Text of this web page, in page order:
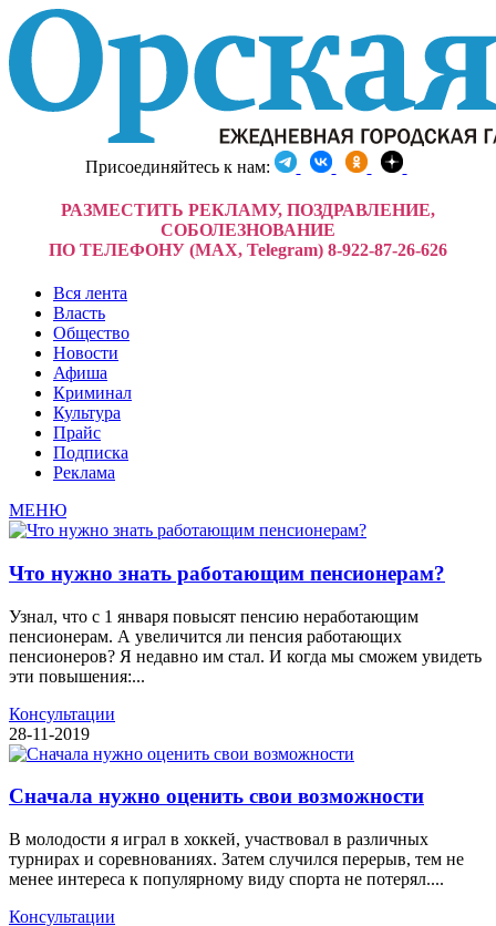
Присоединяйтесь к нам:
РАЗМЕСТИТЬ РЕКЛАМУ, ПОЗДРАВЛЕНИЕ,
СОБОЛЕЗНОВАНИЕ
ПО ТЕЛЕФОНУ (MAX, Telegram) 8-922-87-26-626
Вся лента
Власть
Общество
Новости
Афиша
Криминал
Культура
Прайс
Подписка
Реклама
МЕНЮ
Что нужно знать работающим пенсионерам?
Узнал, что с 1 января повысят пенсию неработающим
пенсионерам. А увеличится ли пенсия работающих
пенсионеров? Я недавно им стал. И когда мы сможем увидеть
эти повышения:...
Консультации
28-11-2019
Сначала нужно оценить свои возможности
В молодости я играл в хоккей, участвовал в различных
турнирах и соревнованиях. Затем случился перерыв, тем не
менее интереса к популярному виду спорта не потерял....
Консультации